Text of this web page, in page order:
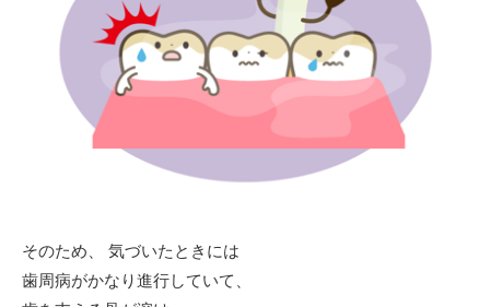
そのため、 気づいたときには
歯周病がかなり進行していて、